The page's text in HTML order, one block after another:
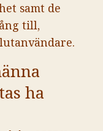
samt de
till,
ha